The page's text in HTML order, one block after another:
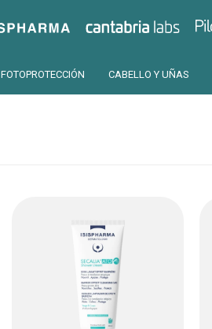
FOTOPROTECCIÓN CABELLO Y UÑAS
Isispharma Cantabria